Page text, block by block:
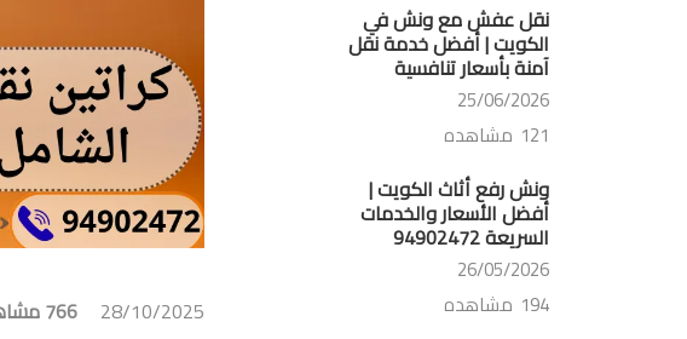
نقل عفش مع ونش في
الكويت | أفضل خدمة نقل
آمنة بأسعار تنافسية
25/06/2026
121 مشاهده
ونش رفع أثاث الكويت |
أفضل الأسعار والخدمات
السريعة 94902472
26/05/2026
194 مشاهده
28/10/2025 766 مشاهده